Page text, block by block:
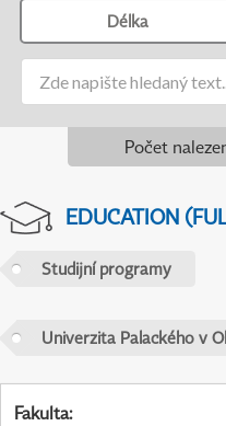
Délka
Počet
EDUCATION
Studijní programy
Univerzita Palackého v
Fakulta: